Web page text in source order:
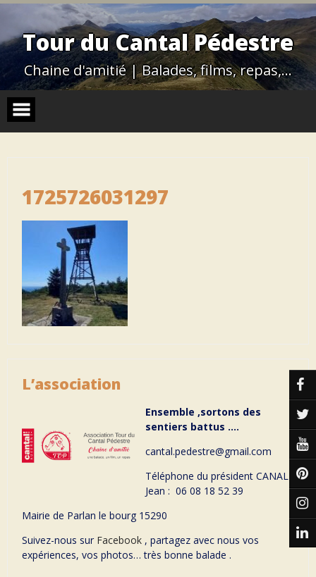
Skip
contentTour du Cantal Pédestre
Chaine d'amitié | Balades, films, repas,…
1725726031297
L’association
Ensemble ,sortons des
sentiers battus ….
cantal.pedestre@gmail.com
Téléphone du président CANAL
Jean : 06 08 18 52 39
Mairie de Parlan le bourg 15290
Suivez-nous sur Facebook , partagez avec nous vos
expériences, vos photos… très bonne balade .